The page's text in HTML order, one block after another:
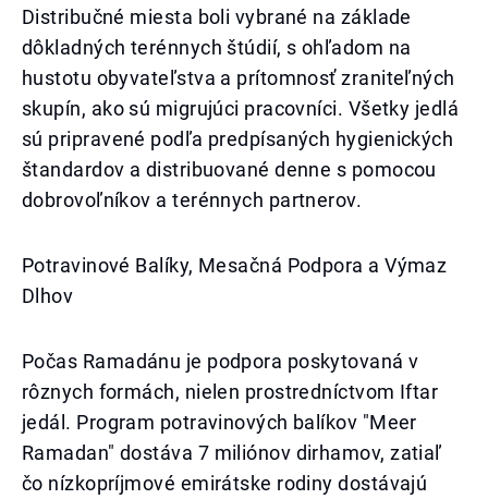
Distribučné miesta boli vybrané na základe
dôkladných terénnych štúdií, s ohľadom na
hustotu obyvateľstva a prítomnosť zraniteľných
skupín, ako sú migrujúci pracovníci. Všetky jedlá
sú pripravené podľa predpísaných hygienických
štandardov a distribuované denne s pomocou
dobrovoľníkov a terénnych partnerov.
Potravinové Balíky, Mesačná Podpora a Výmaz
Dlhov
Počas Ramadánu je podpora poskytovaná v
rôznych formách, nielen prostredníctvom Iftar
jedál. Program potravinových balíkov "Meer
Ramadan" dostáva 7 miliónov dirhamov, zatiaľ
čo nízkopríjmové emirátske rodiny dostávajú